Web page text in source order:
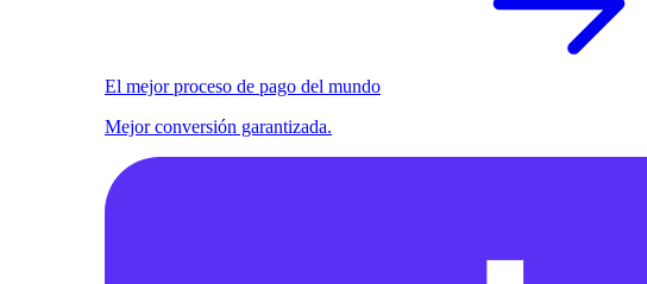
El mejor proceso de pago del mundo
Mejor conversión garantizada.